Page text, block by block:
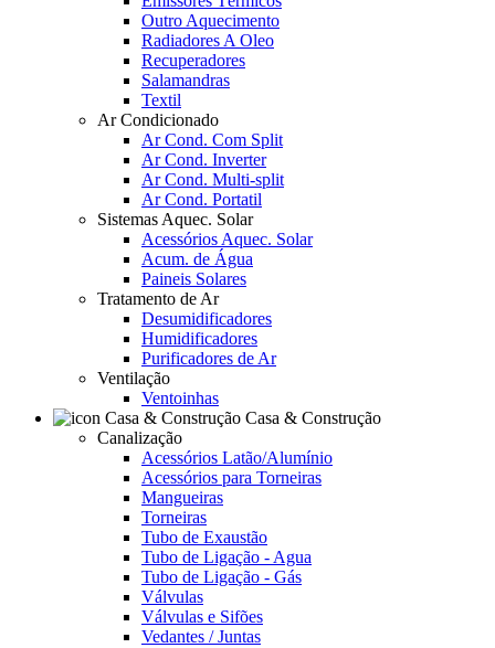
Outro Aquecimento
Radiadores A Oleo
Recuperadores
Salamandras
Textil
Ar Condicionado
Ar Cond. Com Split
Ar Cond. Inverter
Ar Cond. Multi-split
Ar Cond. Portatil
Sistemas Aquec. Solar
Acessórios Aquec. Solar
Acum. de Água
Paineis Solares
Tratamento de Ar
Desumidificadores
Humidificadores
Purificadores de Ar
Ventilação
Ventoinhas
Casa & Construção
Canalização
Acessórios Latão/Alumínio
Acessórios para Torneiras
Mangueiras
Torneiras
Tubo de Exaustão
Tubo de Ligação - Agua
Tubo de Ligação - Gás
Válvulas
Válvulas e Sifões
Vedantes / Juntas